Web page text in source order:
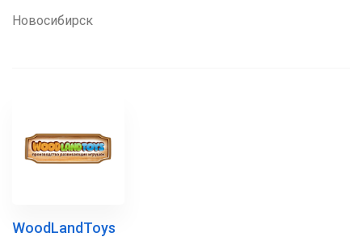
Новосибирск
WoodLandToys